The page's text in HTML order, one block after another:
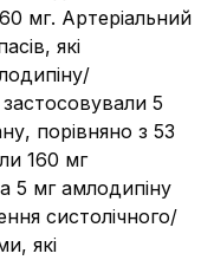
мг. Артеріальний
які
застосовували 5
порівняно з 53
160 мг
5 мг амлодипіну
систолічного/
які